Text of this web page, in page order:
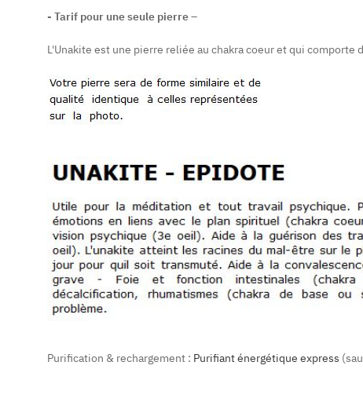
- Tarif pour une seule pierre –
L'Unakite est une pierre reliée au chakra coeur et qui
Purification & rechargement : Purifiant énergétique express